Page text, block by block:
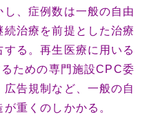
、症例数は一般の自由
治療を前提とした治療
る。再生医療に用いる
ための専門施設CPC委
告規制など、一般の自
重くのしかかる。